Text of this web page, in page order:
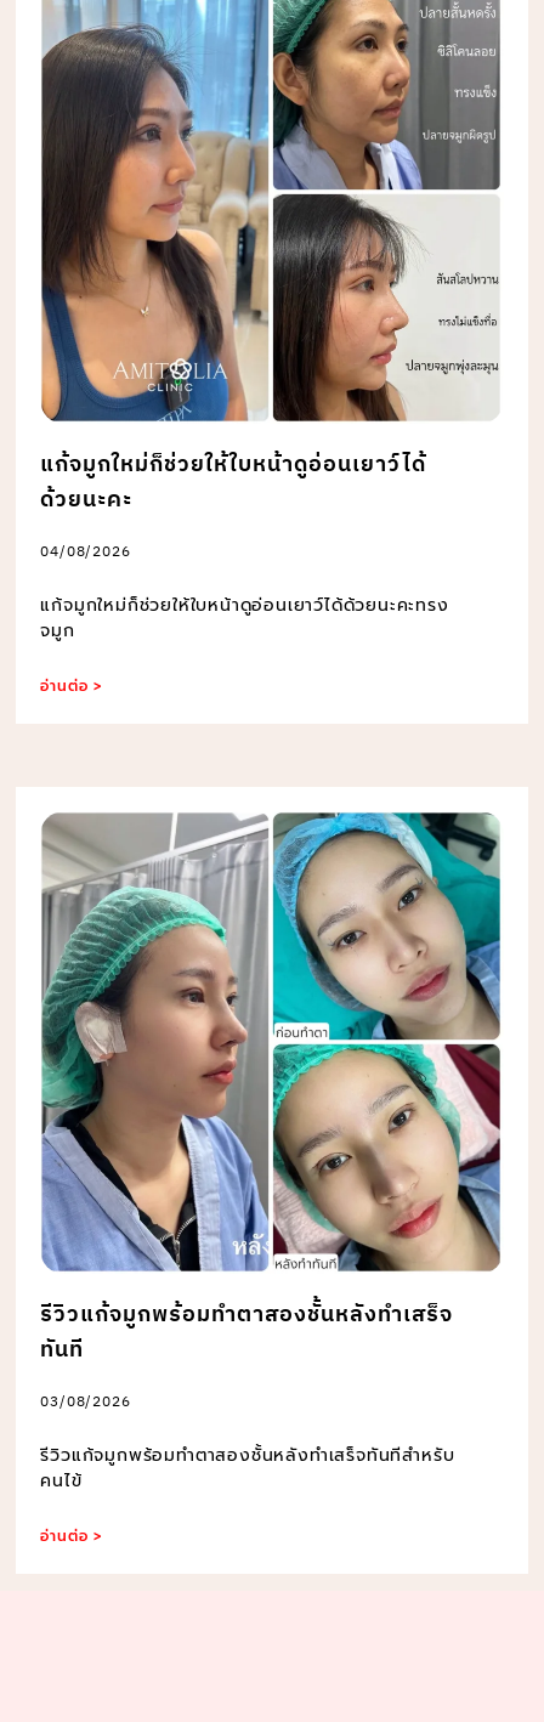
แก้จมูกใหม่ก็ช่วยให้ใบหน้าดูอ่อนเยาว์ได้
ด้วยนะคะ
04/08/2026
แก้จมูกใหม่ก็ช่วยให้ใบหน้าดูอ่อนเยาว์ได้ด้วยนะคะทรง
จมูก
อ่านต่อ >
รีวิวแก้จมูกพร้อมทำตาสองชั้นหลังทำเสร็จ
ทันที
03/08/2026
รีวิวแก้จมูกพร้อมทำตาสองชั้นหลังทำเสร็จทันทีสำหรับ
คนไข้
อ่านต่อ >